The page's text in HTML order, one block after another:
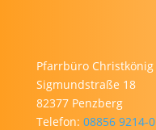
Pfarrbüro Christkönig
Sigmundstraße 18
82377 Penzberg
Telefon: 08856 9214-0